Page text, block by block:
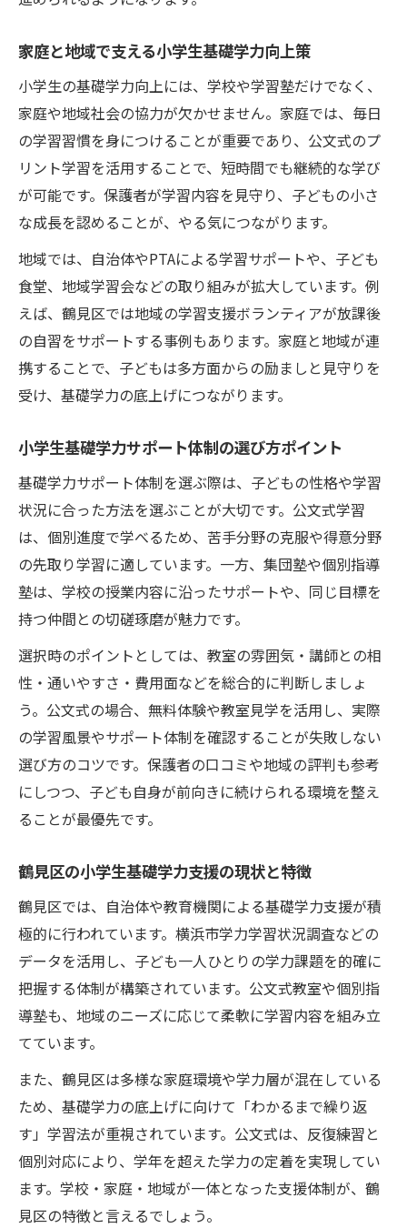
鶴見区の小学生基礎学力支援と保護者の連
携例
小学生基礎学力向上へ鶴見区が重視するポ
イント
学力調査に強くなる公文式の実践ポイント
公文式で小学生基礎学力を学力調査対策に
活用
小学生基礎学力を伸ばす公文式のテスト対
策法
学力調査に強い小学生基礎学力の育て方と
公文式
公文式が小学生基礎学力に及ぼす調査結果
の考察
アップ法
家庭でできる基礎学力サポートのコツ
小学生基礎学力を家庭で支える日々の工夫
家庭学習で小学生基礎学力を定着させる方
法
小学生基礎学力向上のための親子コミュニ
基礎学力が伸びる家庭環境づくりのポイン
小学生基礎学力サポートで意識したい学習
習慣
公文式学習がもたらす自学自習の力とは
公文式が小学生基礎学力と自学力を育てる
小学生基礎学力の自立学習を促す公文式の
特徴
自学自習で伸ばす小学生基礎学力と公文式
効果
公文式が小学生基礎学力に与える自主性の
変化
小学生基礎学力と自学習慣の関係性を公文
式で学ぶ
家庭と地域で支える小学生基礎学力向上策
小学生の基礎学力向上には、学校や学習塾だけでなく、
家庭や地域社会の協力が欠かせません。家庭では、毎日
の学習習慣を身につけることが重要であり、公文式のプ
リント学習を活用することで、短時間でも継続的な学び
が可能です。保護者が学習内容を見守り、子どもの小さ
な成長を認めることが、やる気につながります。
地域では、自治体やPTAによる学習サポートや、子ども
食堂、地域学習会などの取り組みが拡大しています。例
えば、鶴見区では地域の学習支援ボランティアが放課後
の自習をサポートする事例もあります。家庭と地域が連
携することで、子どもは多方面からの励ましと見守りを
受け、基礎学力の底上げにつながります。
小学生基礎学力サポート体制の選び方ポイント
基礎学力サポート体制を選ぶ際は、子どもの性格や学習
状況に合った方法を選ぶことが大切です。公文式学習
は、個別進度で学べるため、苦手分野の克服や得意分野
の先取り学習に適しています。一方、集団塾や個別指導
塾は、学校の授業内容に沿ったサポートや、同じ目標を
持つ仲間との切磋琢磨が魅力です。
選択時のポイントとしては、教室の雰囲気・講師との相
性・通いやすさ・費用面などを総合的に判断しましょ
う。公文式の場合、無料体験や教室見学を活用し、実際
の学習風景やサポート体制を確認することが失敗しない
選び方のコツです。保護者の口コミや地域の評判も参考
にしつつ、子ども自身が前向きに続けられる環境を整え
ることが最優先です。
鶴見区の小学生基礎学力支援の現状と特徴
鶴見区では、自治体や教育機関による基礎学力支援が積
極的に行われています。横浜市学力学習状況調査などの
データを活用し、子ども一人ひとりの学力課題を的確に
把握する体制が構築されています。公文式教室や個別指
導塾も、地域のニーズに応じて柔軟に学習内容を組み立
てています。
また、鶴見区は多様な家庭環境や学力層が混在している
ため、基礎学力の底上げに向けて「わかるまで繰り返
す」学習法が重視されています。公文式は、反復練習と
個別対応により、学年を超えた学力の定着を実現してい
ます。学校・家庭・地域が一体となった支援体制が、鶴
見区の特徴と言えるでしょう。